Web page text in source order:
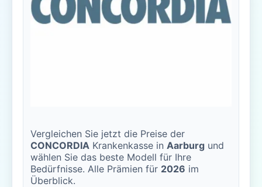
Vergleichen Sie jetzt die Preise der
CONCORDIA Krankenkasse in Aarburg und
wählen Sie das beste Modell für Ihre
Bedürfnisse. Alle Prämien für 2026 im
Überblick.